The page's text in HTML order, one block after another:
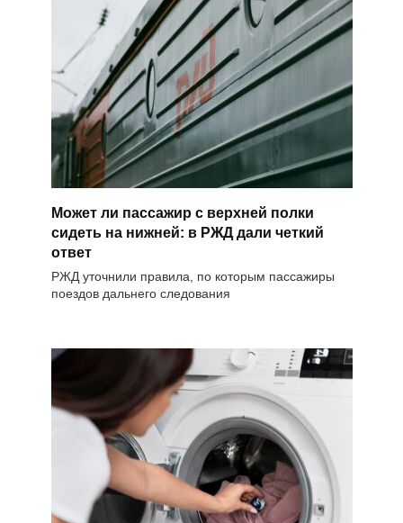
Может ли пассажир с верхней полки
сидеть на нижней: в РЖД дали четкий
ответ
РЖД уточнили правила, по которым пассажиры
поездов дальнего следования